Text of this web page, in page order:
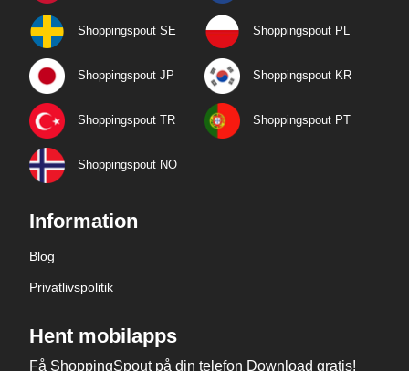
Shoppingspout SE Shoppingspout PL
Shoppingspout JP Shoppingspout KR
Shoppingspout TR Shoppingspout PT
Shoppingspout NO
Information
Blog
Privatlivspolitik
Hent mobilapps
Få ShoppingSpout på din telefon Download gratis!